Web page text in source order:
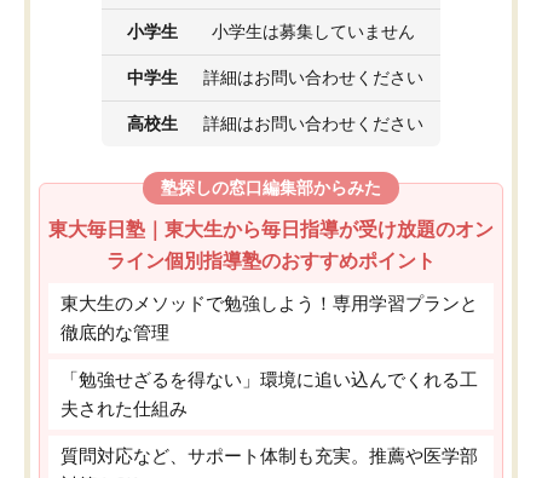
小学生 小学生は募集していません
中学生 詳細はお問い合わせください
高校生 詳細はお問い合わせください
塾探しの窓口編集部からみた
東大毎日塾｜東大生から毎日指導が受け放題のオン
ライン個別指導塾のおすすめポイント
東大生のメソッドで勉強しよう！専用学習プランと
徹底的な管理
「勉強せざるを得ない」環境に追い込んでくれる工
夫された仕組み
質問対応など、サポート体制も充実。推薦や医学部